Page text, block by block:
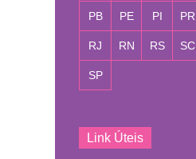
PB PE PI PR
RJ RN RS SC
SP
Link Úteis